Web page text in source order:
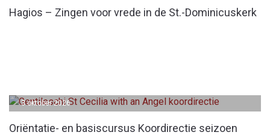
Hagios – Zingen voor vrede in de St.-Dominicuskerk
Oriëntatie- en basiscursus Koordirectie seizoen
3 oktober 2026